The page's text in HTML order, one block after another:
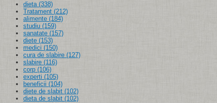
dieta (338)
Tratament (212)
alimente (184)
studiu (159)
sanatate (157)
diete (153)
medici (150)
cura de slabire (127)
slabire (116)
corp (106)
experti (105)
beneficii (104)
diete de slabit (102)
dieta de slabit (102)